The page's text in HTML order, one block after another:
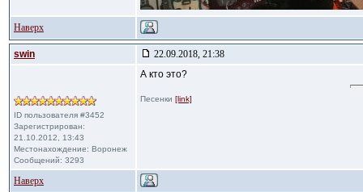
Наверх
swin 22.09.2018, 21:38
ID пользователя #3452
Зарегистрирован:
21.10.2012, 13:43
Местонахождение: Воронеж
Сообщений: 3293
А кто это?
Песенки [link]
Наверх